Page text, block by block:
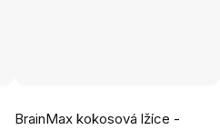
BrainMax kokosová lžíce -